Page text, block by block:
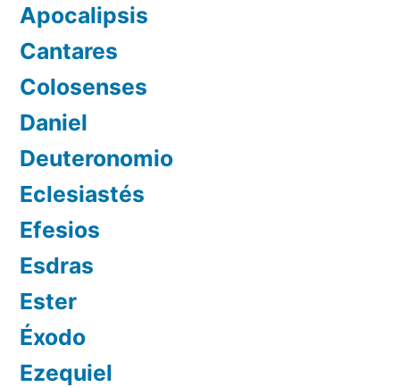
Apocalipsis
Cantares
Colosenses
Daniel
Deuteronomio
Eclesiastés
Efesios
Esdras
Ester
Éxodo
Ezequiel